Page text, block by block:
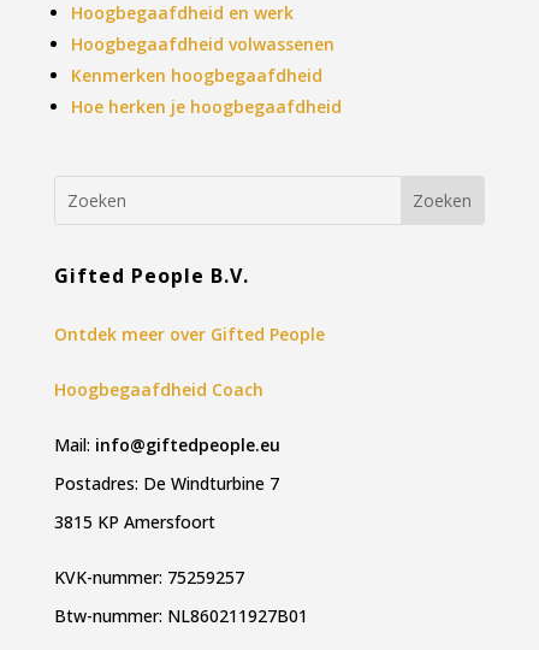
Hoogbegaafdheid en werk
Hoogbegaafdheid volwassenen
Kenmerken hoogbegaafdheid
Hoe herken je hoogbegaafdheid
Gifted People B.V.
Ontdek meer over Gifted People
Hoogbegaafdheid Coach
Mail: info@giftedpeople.eu
Postadres: De Windturbine 7
3815 KP Amersfoort
KVK-nummer: 75259257
Btw-nummer: NL860211927B01